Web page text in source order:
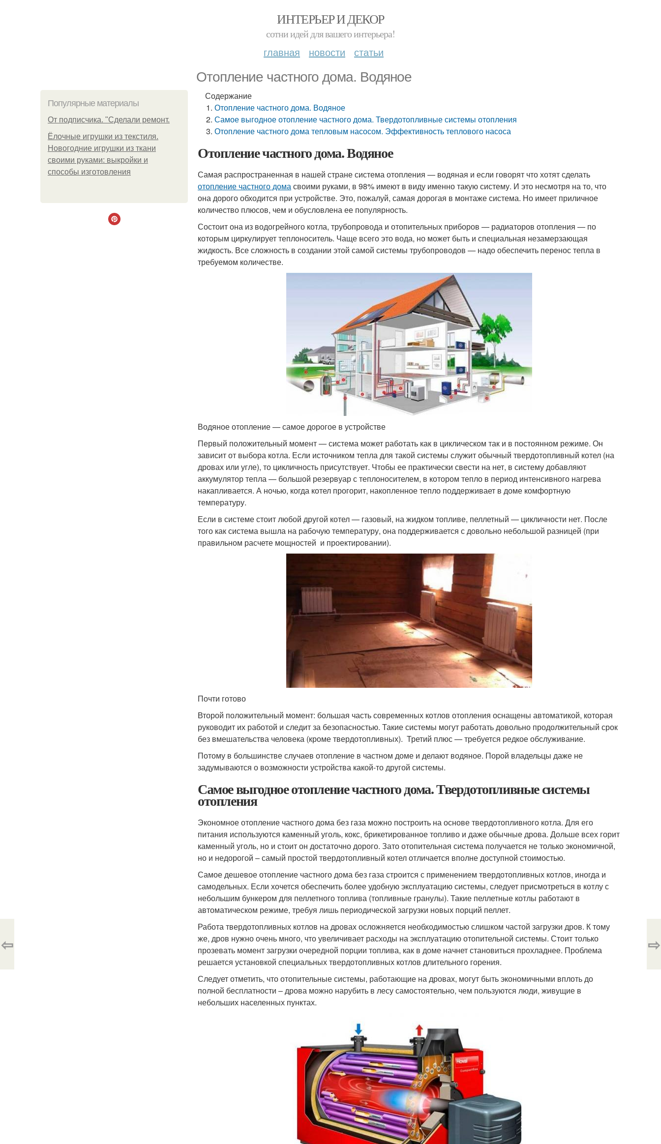
ИНТЕРЬЕР И ДЕКОР
сотни идей для вашего интерьера!
главная новости статьи
Отопление частного дома. Водяное
Популярные материалы
От подписчика. "Сделали ремонт.
Ёлочные игрушки из текстиля.
Новогодние игрушки из ткани
своими руками: выкройки и
способы изготовления
Содержание
Отопление частного дома. Водяное
Самое выгодное отопление частного дома. Твердотопливные системы отопления
Отопление частного дома тепловым насосом. Эффективность теплового насоса
Отопление частного дома. Водяное
Самая распространенная в нашей стране система отопления — водяная и если говорят что хотят сделать
отопление частного домасвоими руками, в 98% имеют в виду именно такую систему. И это несмотря на то, что
она дорого обходится при устройстве. Это, пожалуй, самая дорогая в монтаже система. Но имеет приличное
количество плюсов, чем и обусловлена ее популярность.
Состоит она из водогрейного котла, трубопровода и отопительных приборов — радиаторов отопления — по
которым циркулирует теплоноситель. Чаще всего это вода, но может быть и специальная незамерзающая
жидкость. Все сложность в создании этой самой системы трубопроводов — надо обеспечить перенос тепла в
требуемом количестве.
Водяное отопление — самое дорогое в устройстве
Первый положительный момент — система может работать как в циклическом так и в постоянном режиме. Он
зависит от выбора котла. Если источником тепла для такой системы служит обычный твердотопливный котел (на
дровах или угле), то цикличность присутствует. Чтобы ее практически свести на нет, в систему добавляют
аккумулятор тепла — большой резервуар с теплоносителем, в котором тепло в период интенсивного нагрева
накапливается. А ночью, когда котел прогорит, накопленное тепло поддерживает в доме комфортную
температуру.
Если в системе стоит любой другой котел — газовый, на жидком топливе, пеллетный — цикличности нет. После
того как система вышла на рабочую температуру, она поддерживается с довольно небольшой разницей (при
правильном расчете мощностей и проектировании).
Почти готово
Второй положительный момент: большая часть современных котлов отопления оснащены автоматикой, которая
руководит их работой и следит за безопасностью. Такие системы могут работать довольно продолжительный срок
без вмешательства человека (кроме твердотопливных). Третий плюс — требуется редкое обслуживание.
Потому в большинстве случаев отопление в частном доме и делают водяное. Порой владельцы даже не
задумываются о возможности устройства какой-то другой системы.
Самое выгодное отопление частного дома. Твердотопливные системы
отопления
Экономное отопление частного дома без газа можно построить на основе твердотопливного котла. Для его
питания используются каменный уголь, кокс, брикетированное топливо и даже обычные дрова. Дольше всех горит
каменный уголь, но и стоит он достаточно дорого. Зато отопительная система получается не только экономичной,
но и недорогой – самый простой твердотопливный котел отличается вполне доступной стоимостью.
Самое дешевое отопление частного дома без газа строится с применением твердотопливных котлов, иногда и
самодельных. Если хочется обеспечить более удобную эксплуатацию системы, следует присмотреться в котлу с
небольшим бункером для пеллетного топлива (топливные гранулы). Такие пеллетные котлы работают в
автоматическом режиме, требуя лишь периодической загрузки новых порций пеллет.
Работа твердотопливных котлов на дровах осложняется необходимостью слишком частой загрузки дров. К тому
же, дров нужно очень много, что увеличивает расходы на эксплуатацию отопительной системы. Стоит только
прозевать момент загрузки очередной порции топлива, как в доме начнет становиться прохладнее. Проблема
решается установкой специальных твердотопливных котлов длительного горения.
Следует отметить, что отопительные системы, работающие на дровах, могут быть экономичными вплоть до
полной бесплатности – дрова можно нарубить в лесу самостоятельно, чем пользуются люди, живущие в
небольших населенных пунктах.
⇦ ⇨